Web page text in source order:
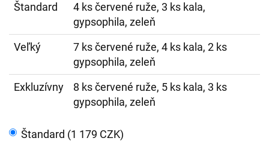
Štandard
4 ks červené ruže, 3 ks kala,
gypsophila, zeleň
Veľký
7 ks červené ruže, 4 ks kala, 2 ks
gypsophila, zeleň
Exkluzívny
8 ks červené ruže, 5 ks kala, 3 ks
gypsophila, zeleň
Štandard (1 179 CZK)